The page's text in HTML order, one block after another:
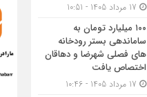
۱۰۰ میلیارد تومان به
ساماندهی بستر رودخانه
های فصلی شهرضا و دهاقان
اختصاص یافت